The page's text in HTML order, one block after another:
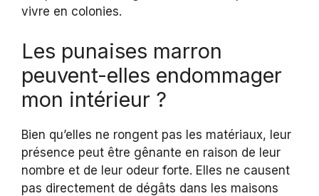
vivre en colonies.
Les punaises marron
peuvent-elles endommager
mon intérieur ?
Bien qu’elles ne rongent pas les matériaux, leur
présence peut être gênante en raison de leur
nombre et de leur odeur forte. Elles ne causent
pas directement de dégâts dans les maisons